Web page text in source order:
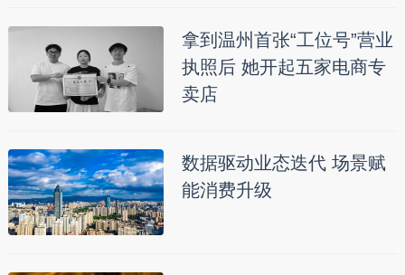
拿到温州首张“工位号”营业
执照后 她开起五家电商专
卖店
数据驱动业态迭代 场景赋
能消费升级